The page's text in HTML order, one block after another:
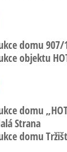
domu
objektu
domu
Strana
domu